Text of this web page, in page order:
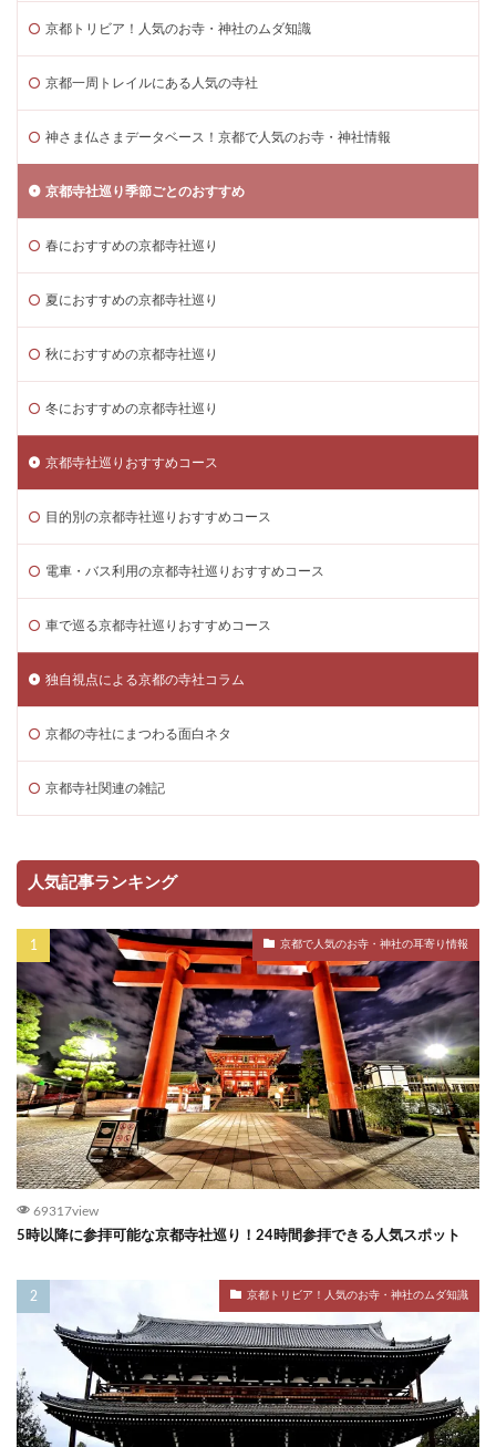
京都トリビア！人気のお寺・神社のムダ知識
京都一周トレイルにある人気の寺社
神さま仏さまデータベース！京都で人気のお寺・神社情報
京都寺社巡り季節ごとのおすすめ
春におすすめの京都寺社巡り
夏におすすめの京都寺社巡り
秋におすすめの京都寺社巡り
冬におすすめの京都寺社巡り
京都寺社巡りおすすめコース
目的別の京都寺社巡りおすすめコース
電車・バス利用の京都寺社巡りおすすめコース
車で巡る京都寺社巡りおすすめコース
独自視点による京都の寺社コラム
京都の寺社にまつわる面白ネタ
京都寺社関連の雑記
人気記事ランキング
京都で人気のお寺・神社の耳寄り情報
69317view
5時以降に参拝可能な京都寺社巡り！24時間参拝できる人気スポット
京都トリビア！人気のお寺・神社のムダ知識